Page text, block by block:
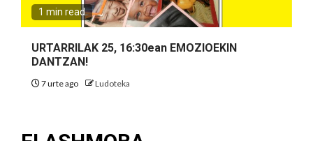
1 min read
URTARRILAK 25, 16:30ean EMOZIOEKIN
DANTZAN!
7 urte ago Ludoteka